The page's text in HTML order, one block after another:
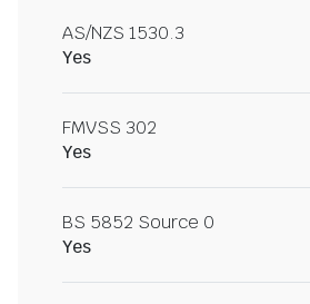
AS/NZS 1530.3
Yes
FMVSS 302
Yes
BS 5852 Source 0
Yes